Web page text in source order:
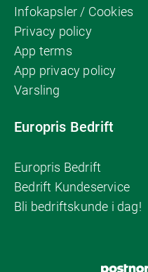
Infokapsler / Cookies
Privacy policy
App terms
App privacy policy
Varsling
Europris Bedrift
Europris Bedrift
Bedrift Kundeservice
Bli bedriftskunde i dag!